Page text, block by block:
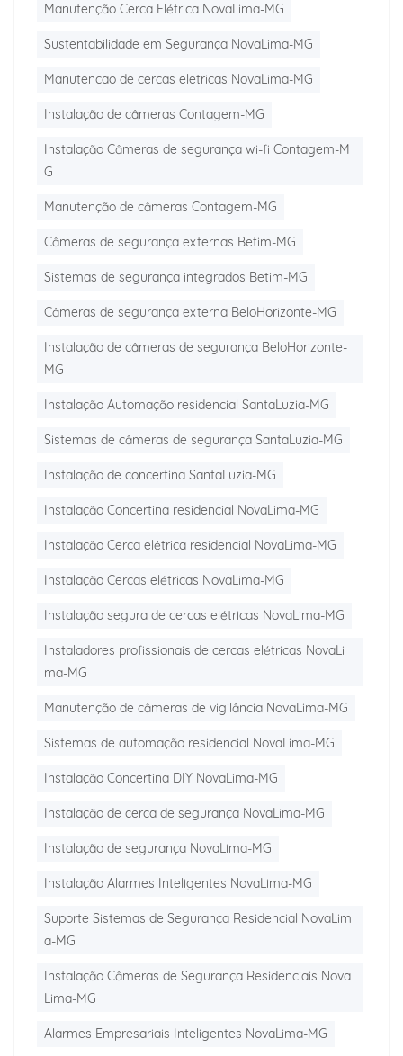
Manutenção Cerca Elétrica NovaLima-MG
Sustentabilidade em Segurança NovaLima-MG
Manutencao de cercas eletricas NovaLima-MG
Instalação de câmeras Contagem-MG
Instalação Câmeras de segurança wi-fi Contagem-M
G
Manutenção de câmeras Contagem-MG
Câmeras de segurança externas Betim-MG
Sistemas de segurança integrados Betim-MG
Câmeras de segurança externa BeloHorizonte-MG
Instalação de câmeras de segurança BeloHorizonte-
MG
Instalação Automação residencial SantaLuzia-MG
Sistemas de câmeras de segurança SantaLuzia-MG
Instalação de concertina SantaLuzia-MG
Instalação Concertina residencial NovaLima-MG
Instalação Cerca elétrica residencial NovaLima-MG
Instalação Cercas elétricas NovaLima-MG
Instalação segura de cercas elétricas NovaLima-MG
Instaladores profissionais de cercas elétricas NovaLi
ma-MG
Manutenção de câmeras de vigilância NovaLima-MG
Sistemas de automação residencial NovaLima-MG
Instalação Concertina DIY NovaLima-MG
Instalação de cerca de segurança NovaLima-MG
Instalação de segurança NovaLima-MG
Instalação Alarmes Inteligentes NovaLima-MG
Suporte Sistemas de Segurança Residencial NovaLim
a-MG
Instalação Câmeras de Segurança Residenciais Nova
Lima-MG
Alarmes Empresariais Inteligentes NovaLima-MG